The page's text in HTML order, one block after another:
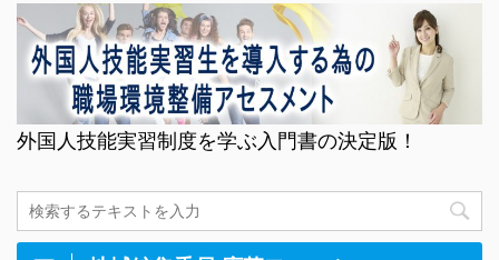
外国人技能実習制度を学ぶ入門書の決定版！